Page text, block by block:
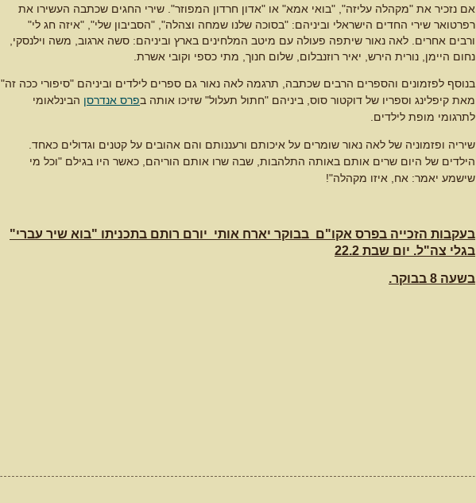
אם נזכיר את "מקהלה עליזה", "בואי אמא" או "אדון חרדון המפוזר". שירי החגים שכתבה העשירו את
רפרטואר שירי החדים הישראלי וביניהם: "בסוכה שלנו שמחה וצהלה", "הסביבון שלי", "איזה חג לי"
ורבים אחרים. לאה נאור שיתפה פעולה עם מיטב המלחינים בארץ וביניהם: סשה ארגוב, משה וילנסקי,
נחום היימן, נורית הירש, יאיר רוזנבלום, שלום חנוך, מתי כספי וקובי אשרת.
בנוסף לפזמונים והספרים הרבים שכתבה, תרגמה לאה נאור גם ספרים לילדים וביניהם "סיפורי ככה זה"
מאת קיפלינג וספריו של דוקטור סוס, ביניהם "חתול תעלול" שזיכו אותה בפרס אנדרסן הבינלאומי
לתרגומי מופת לילדים.
שיריה ופזמוניה של לאה נאור שומרים על איכותם ורעננותם והם אהובים על קטנים וגדולים כאחד.
הילדים של היום שרים אותם באותה התלהבות, שבה שרו אותם הוריהם, כאשר היו בגילם "וכל מי
שישמע יאמר: אח, איזו מקהלה"!
בעקבות הזכייה בפרס אקו"ם בבוקר יארח אותי יורם רותם בתכניתו "בוא שיר עברי"
בגלי צה"ל. יום שבת 22.2
בשעה 8 בבוקר.